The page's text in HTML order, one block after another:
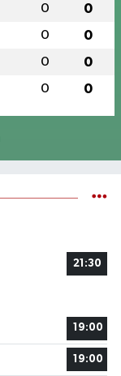
0 0
0 0
0 0
0 0
21:30
19:00
19:00